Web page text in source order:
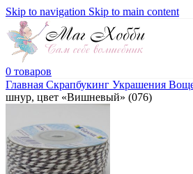
Skip to navigation Skip to main content
0 товаров
Главная Скрапбукинг Украшения
шнур, цвет «Вишневый» (076)